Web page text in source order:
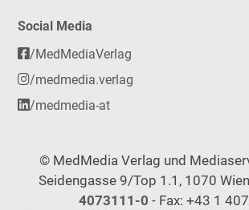
Social Media
/MedMediaVerlag
/medmedia.verlag
/medmedia-at
© MedMedia Verlag und
Seidengasse 9/Top 1.1, 1070
4073111-0 - Fax: +43 1